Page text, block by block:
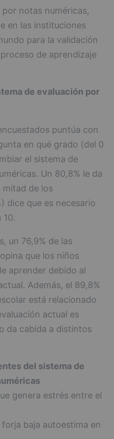
notas numéricas,
en las instituciones
para la validación
de aprendizaje
de evaluación por
puntúa con
en qué grado (del 0
el sistema de
Un 80,8% le da
mitad de los
dice que es necesario
10.
un 76,9% de las
que los niños
aprender debido al
Además, el 89,8%
está relacionado
actual es
da cabida a distintos
del sistema de
genera estrés entre el
forja baja autoestima en